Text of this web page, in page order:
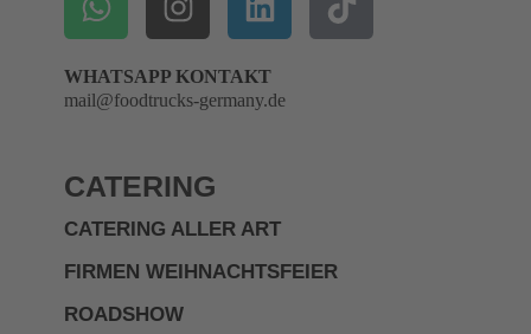
WHATSAPP KONTAKT
mail@foodtrucks-germany.de
CATERING
CATERING ALLER ART
FIRMEN WEIHNACHTSFEIER
ROADSHOW